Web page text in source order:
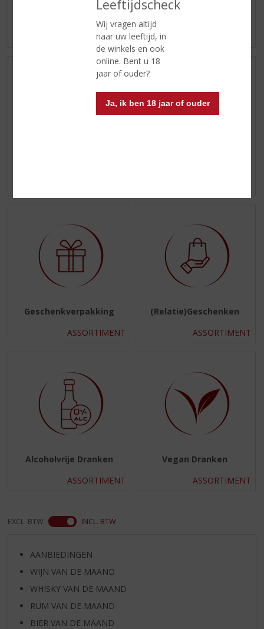
Leeftijdscheck
Wij vragen altijd
naar uw leeftijd, in
de winkels en ook
online. Bent u 18
jaar of ouder?
Ja, ik ben 18 jaar of ouder
ASSORTIMENT
Geschenkverpakking
ASSORTIMENT
(Relatie)Geschenken
ASSORTIMENT
Alcoholvrije Dranken
ASSORTIMENT
Vegan Dranken
ASSORTIMENT
EXCL. BTW INCL. BTW
AANBIEDINGEN
WIJN VAN DE MAAND
WHISKY VAN DE MAAND
RUM VAN DE MAAND
BIER VAN DE MAAND